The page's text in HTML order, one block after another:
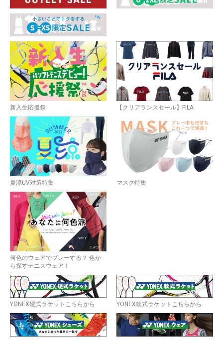
新入生応援祭 【クリアランスセール】FILA
夏涼UV対策特集 マスク特集
何色のウェアでプレーする？ 色か
ら探すテニスウェア！
YONEX硬式ラケットこちらから YONEX軟式ラケットこちらから